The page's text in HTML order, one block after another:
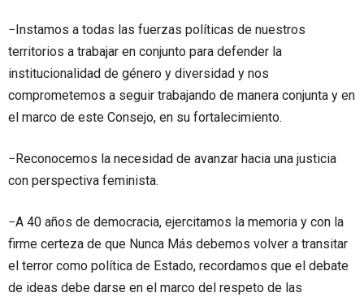
−Instamos a todas las fuerzas políticas de nuestros
territorios a trabajar en conjunto para defender la
institucionalidad de género y diversidad y nos
comprometemos a seguir trabajando de manera conjunta y en
el marco de este Consejo, en su fortalecimiento.
−Reconocemos la necesidad de avanzar hacia una justicia
con perspectiva feminista.
−A 40 años de democracia, ejercitamos la memoria y con la
firme certeza de que Nunca Más debemos volver a transitar
el terror como política de Estado, recordamos que el debate
de ideas debe darse en el marco del respeto de las